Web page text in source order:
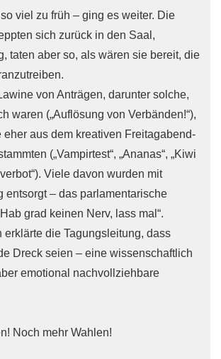
viel zu früh – ging es weiter. Die
sich zurück in den Saal,
taten aber so, als wären sie bereit, die
von Anträgen, darunter solche,
waren („Auflösung von Verbänden!“),
eher aus dem kreativen Freitagabend-
(„Vampirtest“, „Ananas“, „Kiwi
Viele davon wurden mit
entsorgt – das parlamentarische
grad keinen Nerv, lass mal“.
erklärte die Tagungsleitung, dass
Dreck seien – eine wissenschaftlich
emotional nachvollziehbare
Noch mehr Wahlen!